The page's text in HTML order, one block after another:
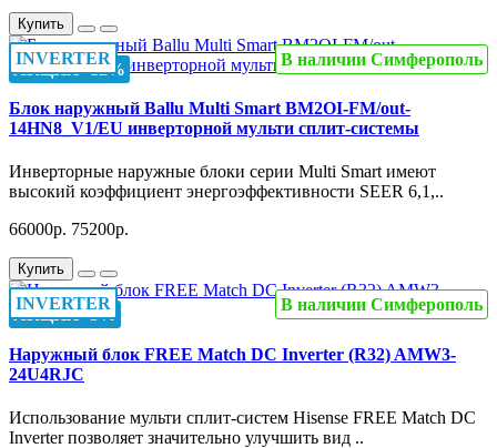
Купить
АКЦИЯ -12%
INVERTER В наличии Симферополь
Блок наружный Ballu Multi Smart BM2OI-FM/out-
14HN8_V1/EU инверторной мульти сплит-системы
Инверторные наружные блоки серии Multi Smart имеют
высокий коэффициент энергоэффективности SEER 6,1,..
66000р. 75200р.
Купить
АКЦИЯ -3%
INVERTER В наличии Симферополь
Наружный блок FREE Match DC Inverter (R32) AMW3-
24U4RJC
Использование мульти сплит-систем Hisense FREE Match DC
Inverter позволяет значительно улучшить вид ..